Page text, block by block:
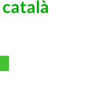
català